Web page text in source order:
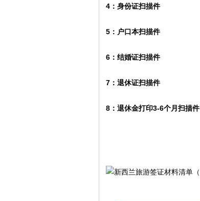
4：身份证扫描件
5：户口本扫描件
6：结婚证扫描件
7：退休证扫描件
8：退休金打印3-6个月扫描件